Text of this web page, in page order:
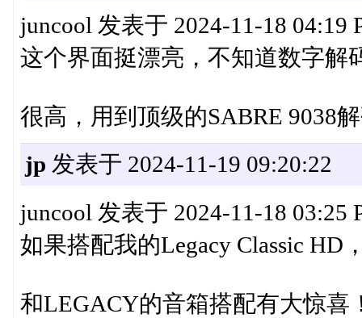
juncool 发表于 2024-11-18 04:19
这个界面挺漂亮，不知道数字解
很高，用到顶级的SABRE 9038
jp 发表于 2024-11-19 09:20:22
juncool 发表于 2024-11-18 03:25
如果搭配我的Legacy Classic
和LEGACY的音箱搭配有大惊喜